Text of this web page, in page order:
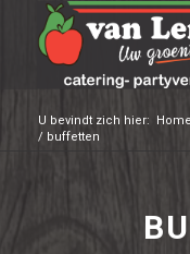
U bevindt zich hier: Home
/ buffetten